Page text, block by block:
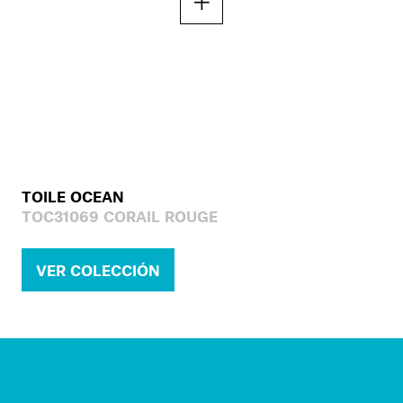
TOILE OCEAN
TOC31069 CORAIL ROUGE
VER COLECCIÓN